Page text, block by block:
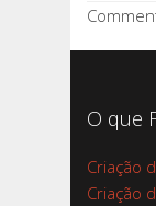
O que
Criação
Criação